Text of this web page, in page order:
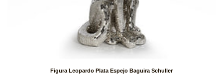
Figura Leopardo Plata Espejo Baguira Schuller